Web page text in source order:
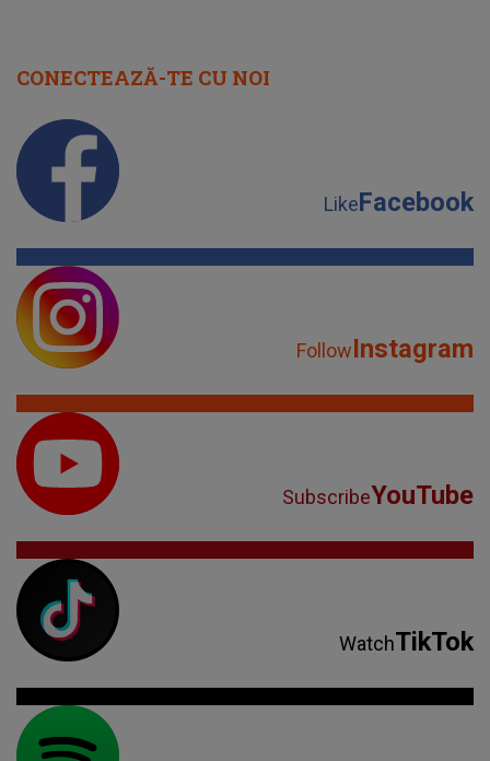
CONECTEAZĂ-TE CU NOI
LikeFacebook
FollowInstagram
SubscribeYouTube
WatchTikTok